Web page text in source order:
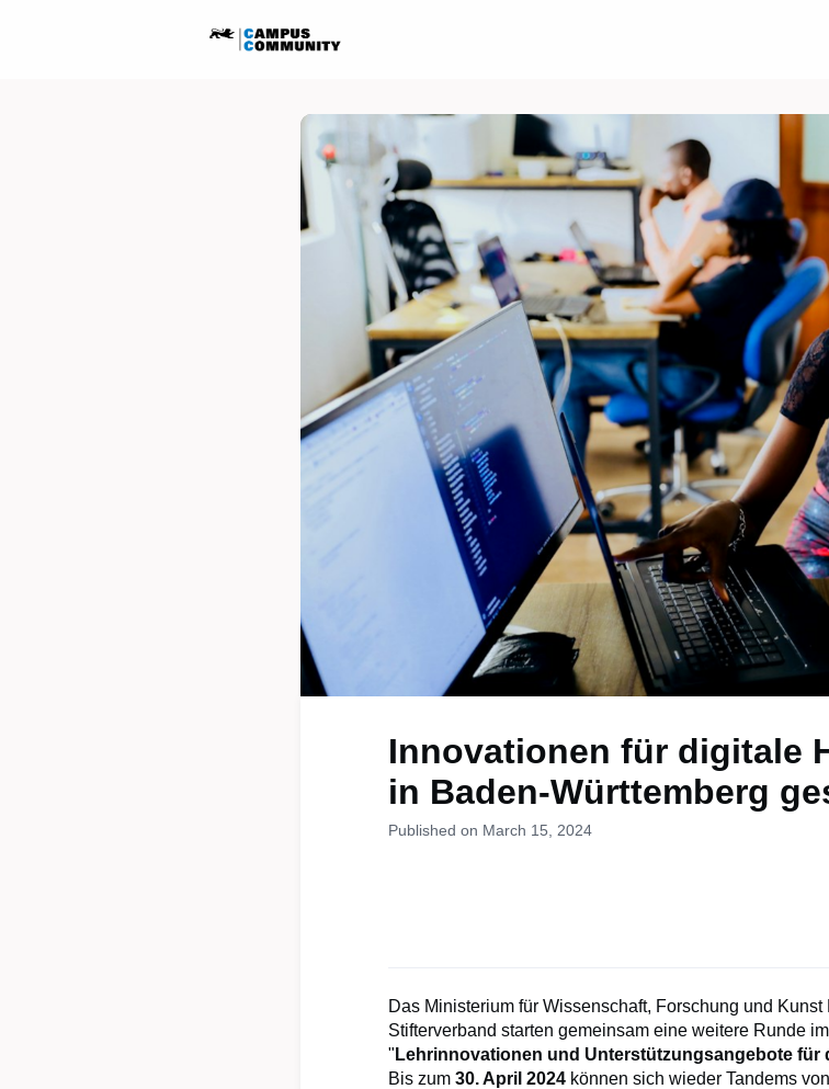
Ausschreibungen/Jobs Kontakt/Recht
Innovationen für digitale
in Baden-Württemberg
Published on March 15, 2024
Das Ministerium für Wissenschaft, Forschung und
Stifterverband starten gemeinsam eine weitere Runde
" Lehrinnovationen und Unterstützungsangebote für
Bis zum 30. April 2024 können sich wieder Tandems